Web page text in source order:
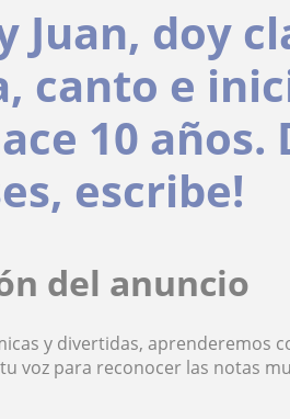
Juan, doy
canto e
10
escribe!
del anuncio
y divertidas, aprenderemos
voz para reconocer las notas